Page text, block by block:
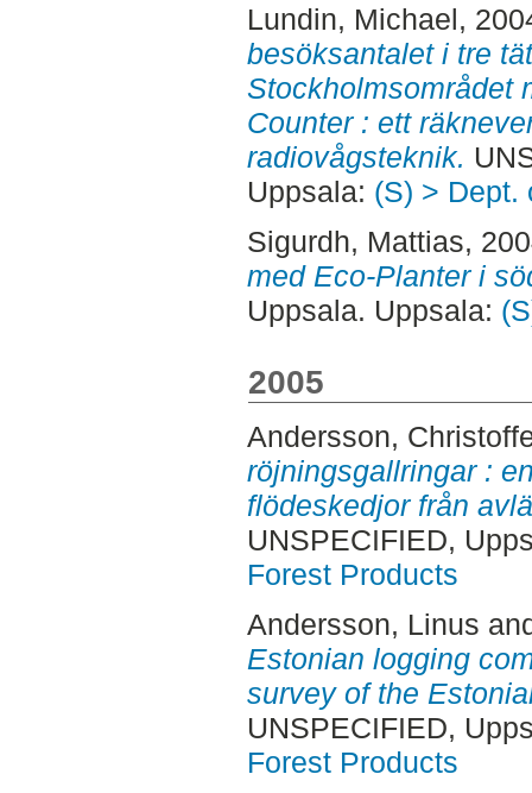
Lundin, Michael,
besöksantalet i tre
Stockholmsområdet
Counter : ett
radiovågsteknik.
Uppsala: (S) > Dept.
Sigurdh, Mattias,
med Eco-Planter i
Uppsala. Uppsala:
2005
Andersson,
röjningsgallringar :
flödeskedjor från
UNSPECIFIED,
Forest Products
Andersson, Linus
Estonian logging
survey of the
UNSPECIFIED,
Forest Products